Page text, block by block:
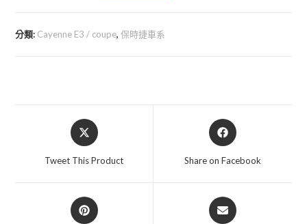
卡
分類: Cayenne E3 / coupe,保時捷車系
Opens
in
Tweet This Product
Opens
in
Share on Facebook
Opens
in
Opens
in